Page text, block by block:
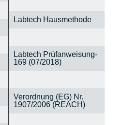
Labtech Hausmethode
Labtech Prüfanweisung-
169 (07/2018)
Verordnung (EG) Nr.
1907/2006 (REACH)